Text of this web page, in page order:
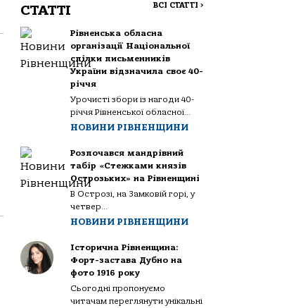
СТАТТІ ВСІ СТАТТІ >
Рівненська обласна
організації Національної
спілки письменників
України відзначила своє 40-
річчя
Урочисті збори із нагоди 40-
річчя Рівненської обласної...
НОВИНИ РІВНЕНЩИНИ
Розпочався мандрівний
табір «Стежками князів
Острозьких» на Рівненщині
В Острозі, на Замковій горі, у
четвер...
НОВИНИ РІВНЕНЩИНИ
Історична Рівненщина:
Форт-застава Дубно на
фото 1916 року
Сьогодні пропонуємо
читачам переглянути унікальні